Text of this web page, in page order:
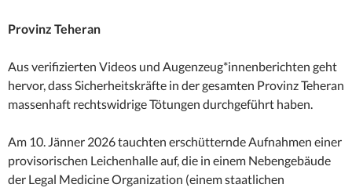
Provinz Teheran
Aus verifizierten Videos und Augenzeug*innenberichten geht
hervor, dass Sicherheitskräfte in der gesamten Provinz Teheran
massenhaft rechtswidrige Tötungen durchgeführt haben.
Am 10. Jänner 2026 tauchten erschütternde Aufnahmen einer
provisorischen Leichenhalle auf, die in einem Nebengebäude
der Legal Medicine Organization (einem staatlichen